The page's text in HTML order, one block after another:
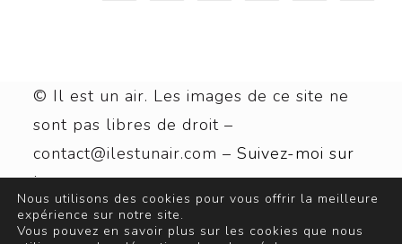
© Il est un air. Les images de ce site ne
sont pas libres de droit –
contact@ilestunair.com –Suivez-moi sur
Instagram
Nous utilisons des cookies pour vous offrir la meilleure
expérience sur notre site.
Vous pouvez en savoir plus sur les cookies que nous